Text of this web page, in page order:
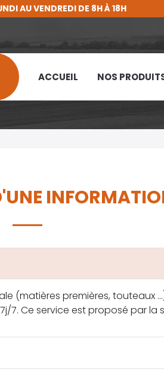
AU VENDREDI DE 8H À 18H
ACCUEIL NOS
(matières premières, touteaux
7. Ce service est proposé par la